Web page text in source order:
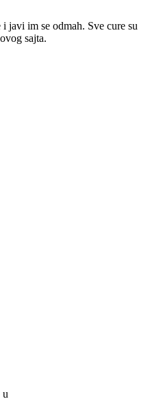
javi im se odmah. Sve cure su
sajta.
u